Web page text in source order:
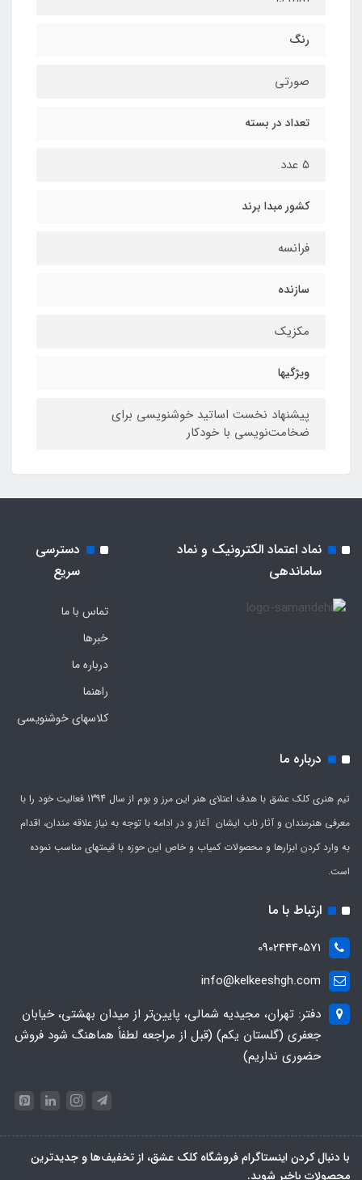
رنگ
صورتی
تعداد در بسته
۵ عدد
کشور مبدا برند
فرانسه
سازنده
مکزیک
ویژگیها
پیشنهاد نخست اساتید خوشنویسی برای
ضخامت‌نویسی با خودکار
نماد اعتماد الکترونیک و نماد
ساماندهی
دسترسی
سریع
تماس با ما
خبرها
درباره ما
راهنما
کلاسهای خوشنویسی
درباره ما
تیم هنری کلک عشق با هدف اعتلای هنر این مرز و بوم از سال 1394 فعالیت خود را با
معرفی هنرمندان و آثار ناب ایشان آغاز و در ادامه با توجه به نیاز علاقه مندان، اقدام
به وارد کردن ابزارها و محصولات کمیاب و خاص این حوزه با قیمتهای مناسب نموده
است.
ارتباط با ما
09024440571
info@kelkeeshgh.com
دفتر: تهران، مجیدیه شمالی، پایین‌تر از میدان بهشتی، خیابان
جعفری (گلستان یکم) (قبل از مراجعه لطفاً هماهنگ شود فروش
حضوری نداریم)
با دنبال کردن اینستاگرام فروشگاه کلک عشق، از تخفیف‌ها و جدیدترین‌
محصولات باخبر شوید.